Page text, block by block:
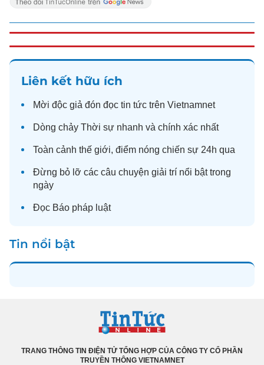
Liên kết hữu ích
Mời độc giả đón đọc tin tức trên Vietnamnet
Dòng chảy Thời sự nhanh và chính xác nhất
Toàn cảnh thế giới, điểm nóng chiến sự 24h qua
Đừng bỏ lỡ các câu chuyện giải trí nổi bật trong
ngày
Đọc Báo pháp luật
Tin nổi bật
TRANG THÔNG TIN ĐIỆN TỬ TỔNG HỢP CỦA CÔNG TY CỔ PHẦN
TRUYỀN THÔNG VIETNAMNET